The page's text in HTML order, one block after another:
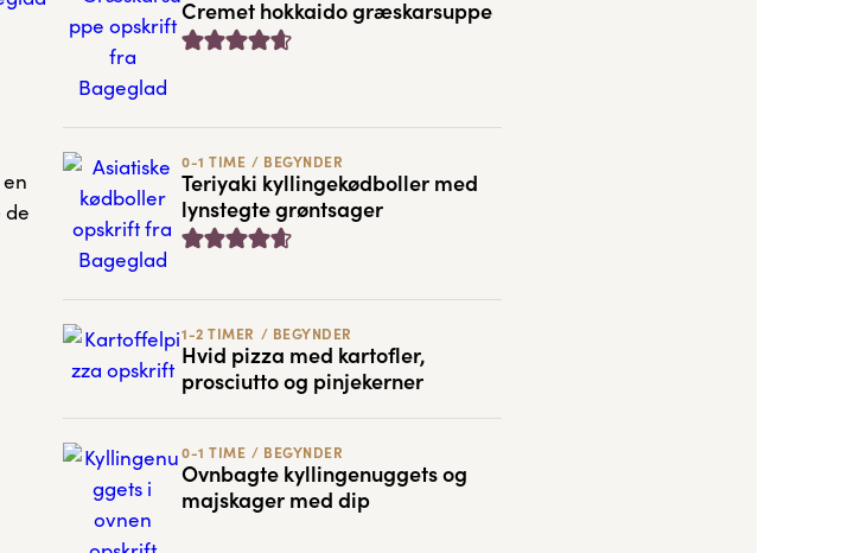
de
Cremet hokkaido græskarsuppe
0-1 TIME / BEGYNDER
Teriyaki kyllingekødboller med
lynstegte grøntsager
1-2 TIMER / BEGYNDER
Hvid pizza med kartofler,
prosciutto og pinjekerner
0-1 TIME / BEGYNDER
Ovnbagte kyllingenuggets og
majskager med dip